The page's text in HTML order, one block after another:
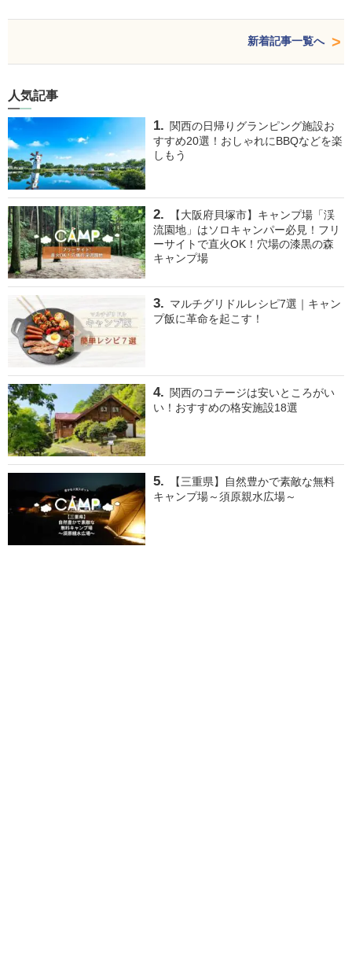
新着記事一覧へ
人気記事
関西の日帰りグランピング施設お
すすめ20選！おしゃれにBBQなどを楽
しもう
【大阪府貝塚市】キャンプ場「渓
流園地」はソロキャンパー必見！フリ
ーサイトで直火OK！穴場の漆黒の森
キャンプ場
マルチグリドルレシピ7選｜キャン
プ飯に革命を起こす！
関西のコテージは安いところがい
い！おすすめの格安施設18選
【三重県】自然豊かで素敵な無料
キャンプ場～須原親水広場～